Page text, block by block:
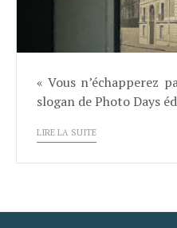
« Vous n’échapperez
slogan de Photo Days
LIRE LA SUITE